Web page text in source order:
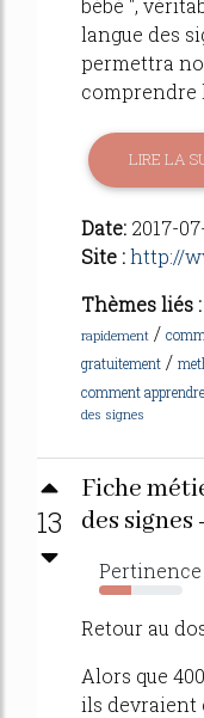
bébé ",
langue des
permettra
comprendre
LIRE LA
Date: 2017-
Site :http://
Thèmes liés :
rapidement /
gratuitement /
comment
des signes
13
Fiche
des signes
Pertinence
39%
Retour au
Alors que
ils devraient